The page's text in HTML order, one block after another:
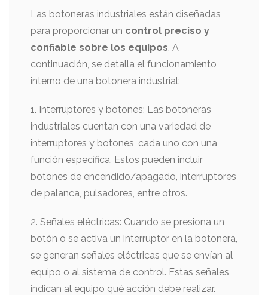
Las botoneras industriales están diseñadas
para proporcionar un control preciso y
confiable sobre los equipos. A
continuación, se detalla el funcionamiento
interno de una botonera industrial:
1. Interruptores y botones: Las botoneras
industriales cuentan con una variedad de
interruptores y botones, cada uno con una
función específica. Estos pueden incluir
botones de encendido/apagado, interruptores
de palanca, pulsadores, entre otros.
2. Señales eléctricas: Cuando se presiona un
botón o se activa un interruptor en la botonera,
se generan señales eléctricas que se envían al
equipo o al sistema de control. Estas señales
indican al equipo qué acción debe realizar.